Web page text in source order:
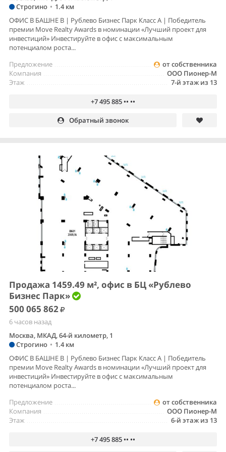
Строгино • 1.4 км
ОФИС В БАШНЕ B | Рублево Бизнес Парк Класс А | Победитель
премии Move Realty Awards в номинации «Лучший проект для
инвестиций» Инвестируйте в офис с максимальным
потенциалом роста...
от собственника
Предложение
ООО Пионер-М
Компания
7-й этаж из 13
Этаж
+7 495 885 •• ••
Обратный звонок
Продажа 1459.49 м², офис в БЦ «Рублево
Бизнес Парк»
500 065 862
6 часов назад
Москва, МКАД, 64-й километр, 1
Строгино • 1.4 км
ОФИС В БАШНЕ B | Рублево Бизнес Парк Класс А | Победитель
премии Move Realty Awards в номинации «Лучший проект для
инвестиций» Инвестируйте в офис с максимальным
потенциалом роста...
от собственника
Предложение
ООО Пионер-М
Компания
6-й этаж из 13
Этаж
+7 495 885 •• ••